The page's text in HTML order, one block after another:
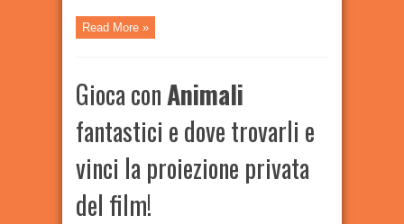
Read More »
Gioca conAnimali
fantastici e dove trovarli e
vinci la proiezione privata
del film!